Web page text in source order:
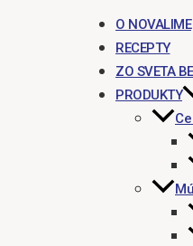
O NOVALIME
RECEPTY
ZO SVETA
PRODUKTY